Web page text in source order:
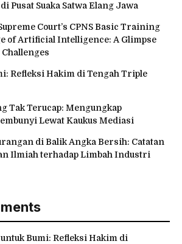
Pusat Suaka Satwa Elang Jawa
Court’s CPNS Basic Training
of Artificial Intelligence: A Glimpse
Refleksi Hakim di Tengah Triple
Tak Terucap: Mengungkap
Lewat Kaukus Mediasi
di Balik Angka Bersih: Catatan
Ilmiah terhadap Limbah Industri
Bumi: Refleksi Hakim di